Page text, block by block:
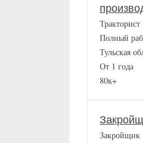
Тракторист
Полный
Тульская
От 1 года
80к+
Закройщик